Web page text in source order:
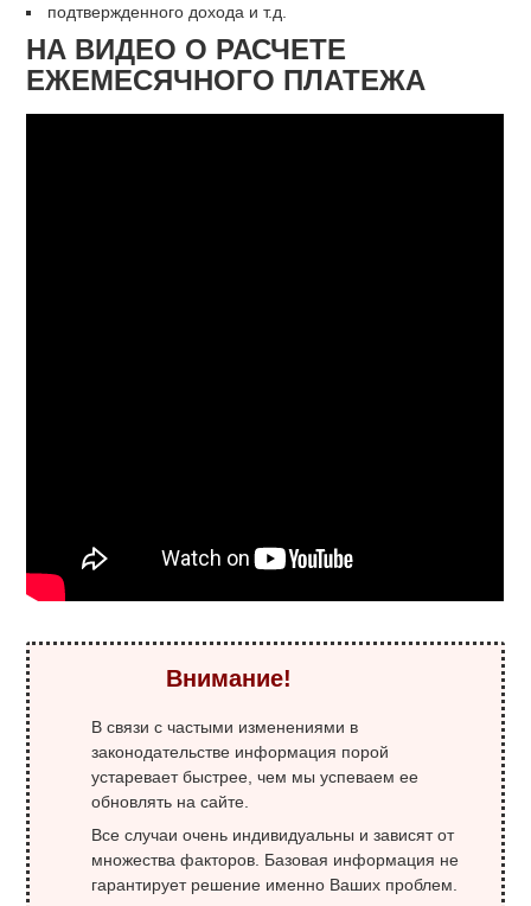
подтвержденного дохода и т.д.
НА ВИДЕО О РАСЧЕТЕ
ЕЖЕМЕСЯЧНОГО ПЛАТЕЖА
Внимание!
В связи с частыми изменениями в
законодательстве информация порой
устаревает быстрее, чем мы успеваем ее
обновлять на сайте.
Все случаи очень индивидуальны и зависят от
множества факторов. Базовая информация не
гарантирует решение именно Ваших проблем.